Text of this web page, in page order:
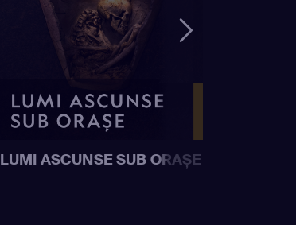
LUMI ASCUNSE SUB ORAȘE